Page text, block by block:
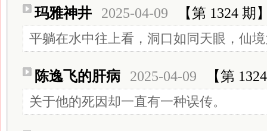
玛雅神井 2025-04-09 【第 1324 期
平躺在水中往上看，洞口如同天眼，仙
陈逸飞的肝病 2025-04-09 【第
关于他的死因却一直有一种误传。